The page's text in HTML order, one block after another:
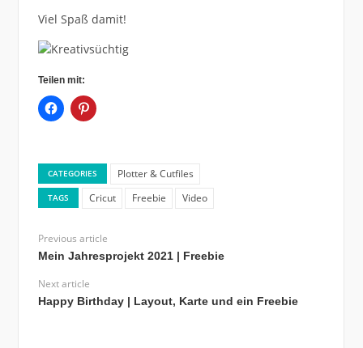
Viel Spaß damit!
Teilen mit:
CATEGORIES Plotter & Cutfiles
TAGS Cricut Freebie Video
Previous article
Mein Jahresprojekt 2021 | Freebie
Next article
Happy Birthday | Layout, Karte und ein Freebie